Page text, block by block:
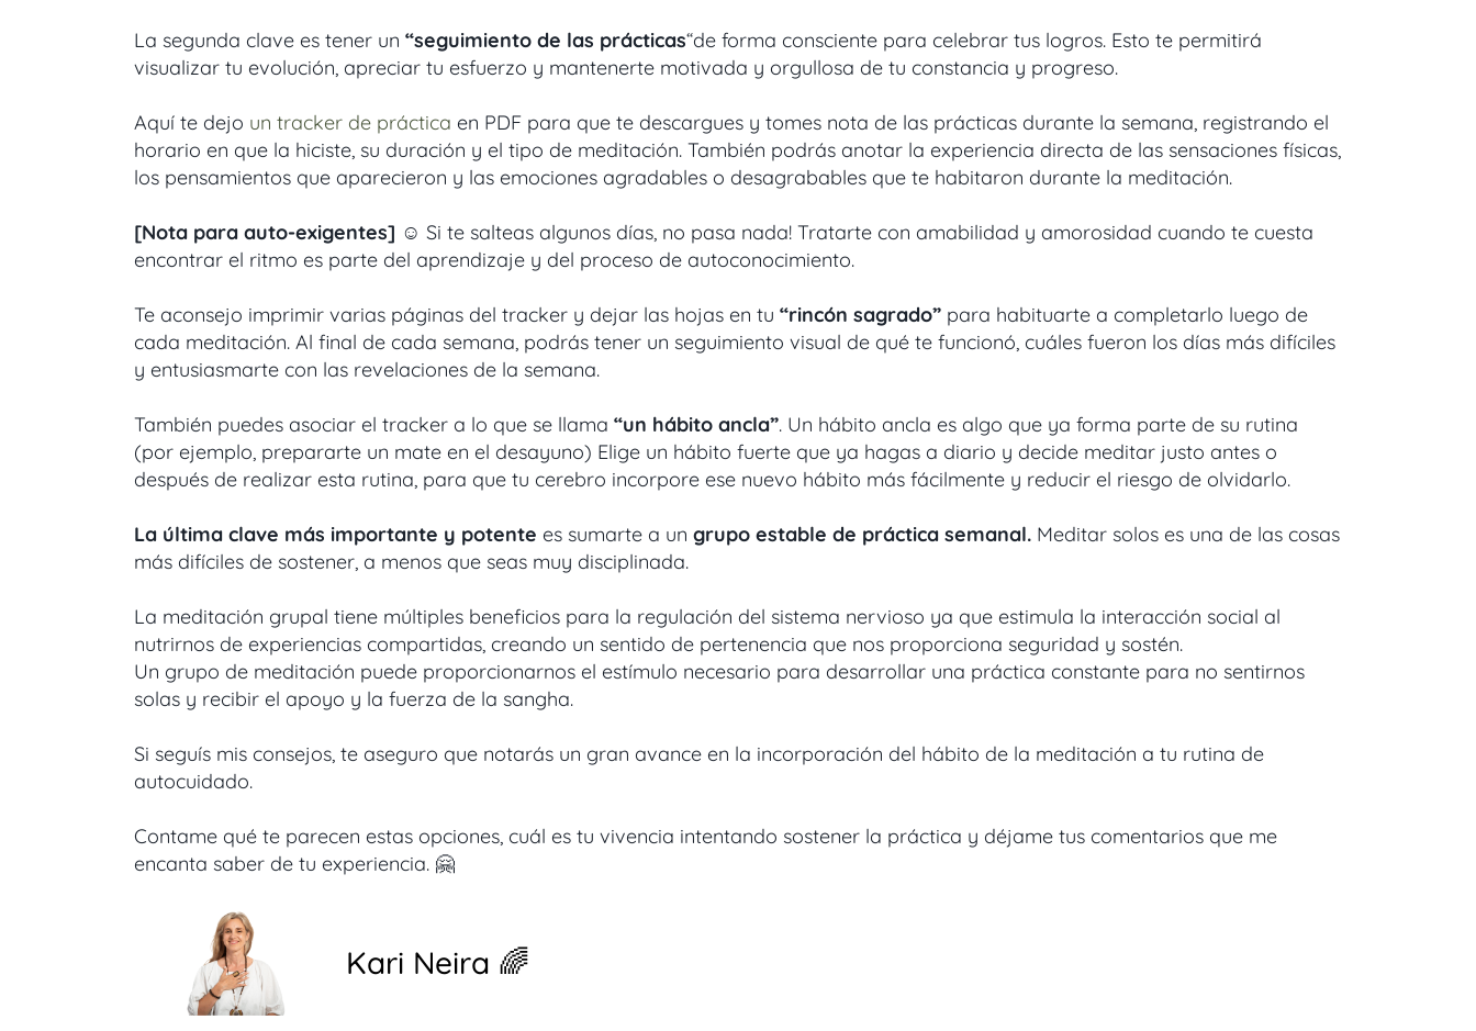
La segunda clave es tener un “seguimiento de las prácticas“de forma consciente para celebrar tus logros. Esto te permitirá
visualizar tu evolución, apreciar tu esfuerzo y mantenerte motivada y orgullosa de tu constancia y progreso.
Aquí te dejo un tracker de práctica en PDF para que te descargues y tomes nota de las prácticas durante la semana, registrando el
horario en que la hiciste, su duración y el tipo de meditación. También podrás anotar la experiencia directa de las sensaciones físicas,
los pensamientos que aparecieron y las emociones agradables o desagrabables que te habitaron durante la meditación.
[Nota para auto-exigentes] ☺️ Si te salteas algunos días, no pasa nada! Tratarte con amabilidad y amorosidad cuando te cuesta
encontrar el ritmo es parte del aprendizaje y del proceso de autoconocimiento.
Te aconsejo imprimir varias páginas del tracker y dejar las hojas en tu “rincón sagrado” para habituarte a completarlo luego de
cada meditación. Al final de cada semana, podrás tener un seguimiento visual de qué te funcionó, cuáles fueron los días más difíciles
y entusiasmarte con las revelaciones de la semana.
También puedes asociar el tracker a lo que se llama “un hábito ancla”. Un hábito ancla es algo que ya forma parte de su rutina
(por ejemplo, prepararte un mate en el desayuno) Elige un hábito fuerte que ya hagas a diario y decide meditar justo antes o
después de realizar esta rutina, para que tu cerebro incorpore ese nuevo hábito más fácilmente y reducir el riesgo de olvidarlo.
La última clave más importante y potente es sumarte a un grupo estable de práctica semanal. Meditar solos es una de las cosas
más difíciles de sostener, a menos que seas muy disciplinada.
La meditación grupal tiene múltiples beneficios para la regulación del sistema nervioso ya que estimula la interacción social al
nutrirnos de experiencias compartidas, creando un sentido de pertenencia que nos proporciona seguridad y sostén.
Un grupo de meditación puede proporcionarnos el estímulo necesario para desarrollar una práctica constante para no sentirnos
solas y recibir el apoyo y la fuerza de la sangha.
Si seguís mis consejos, te aseguro que notarás un gran avance en la incorporación del hábito de la meditación a tu rutina de
autocuidado.
Contame qué te parecen estas opciones, cuál es tu vivencia intentando sostener la práctica y déjame tus comentarios que me
encanta saber de tu experiencia. 🤗
Kari Neira 🌈